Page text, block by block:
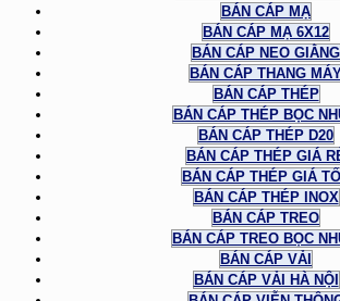
BÁN CÁP MẠ
BÁN CÁP MẠ 6X12
BÁN CÁP NEO GIẰNG
BÁN CÁP THANG
BÁN CÁP THÉP
BÁN CÁP THÉP BỌC
BÁN CÁP THÉP D20
BÁN CÁP THÉP GIÁ
BÁN CÁP THÉP GIÁ
BÁN CÁP THÉP INOX
BÁN CÁP TREO
BÁN CÁP TREO BỌC
BÁN CÁP VẢI
BÁN CÁP VẢI HÀ NỘI